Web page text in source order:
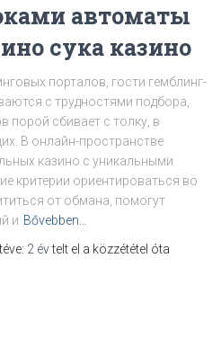
автоматы
сука казино
порталов, гости гемблинг-
с трудностями подбора,
порой сбивает с толку, в
В онлайн-пространстве
казино с уникальными
критерии ориентироваться во
от обмана, помогут
и Bővebben…
2 évtelt el a közzététel óta